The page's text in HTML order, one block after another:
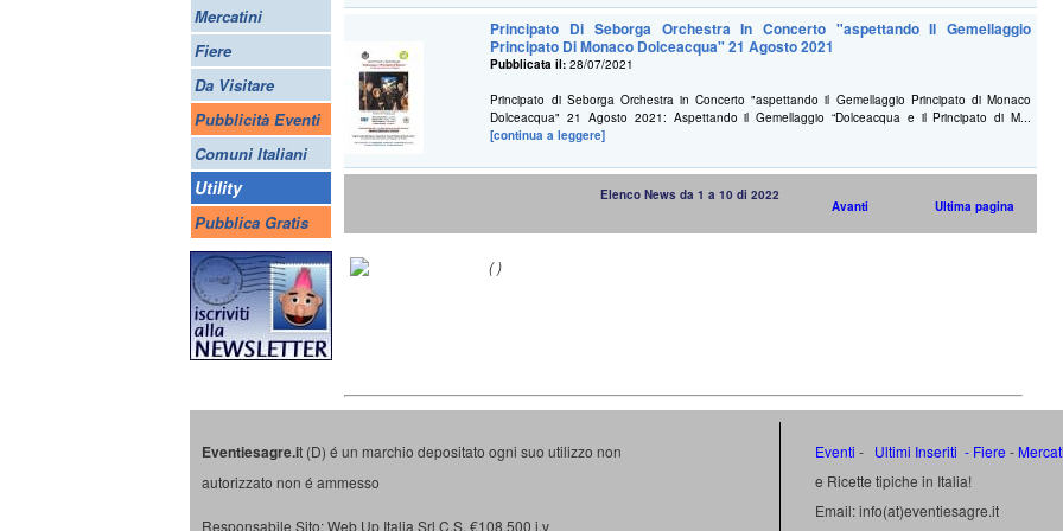
Mercatini
Fiere
Da Visitare
Pubblicità Eventi
Comuni Italiani
Utility
Pubblica Gratis
Principato Di Seborga Orchestra In Concerto "aspettando Il Gemellaggio
Principato Di Monaco Dolceacqua" 21 Agosto 2021
Pubblicata il:28/07/2021
Principato di Seborga Orchestra in Concerto "aspettando il Gemellaggio Principato di Monaco
Dolceacqua" 21 Agosto 2021: Aspettando il Gemellaggio “Dolceacqua e il Principato di M...
[continua a leggere]
Elenco News da 1 a 10 di 2022
Avanti Ultima pagina
( )
Eventiesagre.it (D) é un marchio depositato ogni suo utilizzo non
autorizzato non é ammesso
Responsabile Sito: Web Up Italia Srl C.S. €108.500 i.v
Eventi - Ultimi Inseriti - Fiere -
e Ricette tipiche in Italia!
Email: info(at)eventiesagre.it